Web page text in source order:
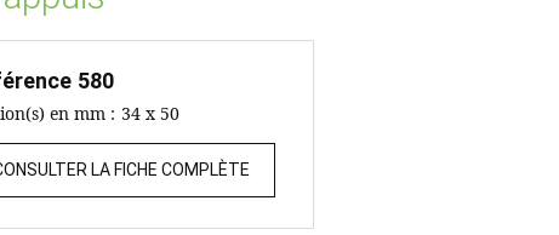
580
en mm : 34 x 50
LA FICHE COMPLÈTE